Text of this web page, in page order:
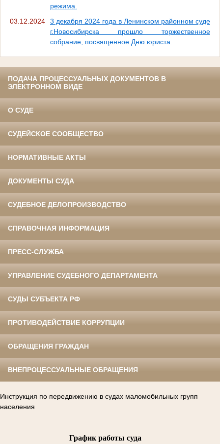
режима.
03.12.2024
3 декабря 2024 года в Ленинском районном суде
г.Новосибирска прошло торжественное
собрание, посвященное Дню юриста.
ПОДАЧА ПРОЦЕССУАЛЬНЫХ ДОКУМЕНТОВ В
ЭЛЕКТРОННОМ ВИДЕ
О СУДЕ
СУДЕЙСКОЕ СООБЩЕСТВО
НОРМАТИВНЫЕ АКТЫ
ДОКУМЕНТЫ СУДА
СУДЕБНОЕ ДЕЛОПРОИЗВОДСТВО
СПРАВОЧНАЯ ИНФОРМАЦИЯ
ПРЕСС-СЛУЖБА
УПРАВЛЕНИЕ СУДЕБНОГО ДЕПАРТАМЕНТА
СУДЫ СУБЪЕКТА РФ
ПРОТИВОДЕЙСТВИЕ КОРРУПЦИИ
ОБРАЩЕНИЯ ГРАЖДАН
ВНЕПРОЦЕССУАЛЬНЫЕ ОБРАЩЕНИЯ
Инструкция по передвижению в судах маломобильных групп
населения
График работы суда